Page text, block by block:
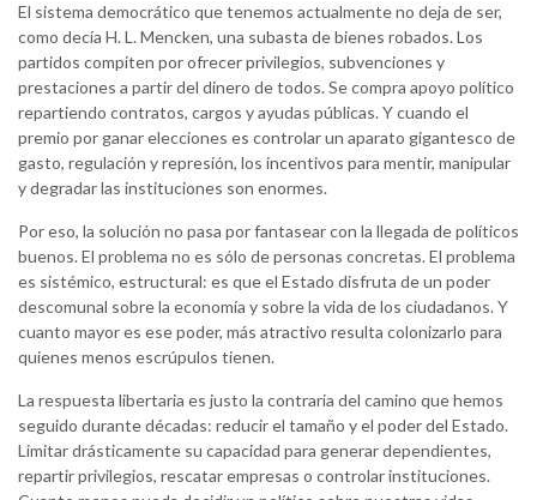
El sistema democrático que tenemos actualmente no deja de ser,
como decía H. L. Mencken, una subasta de bienes robados. Los
partidos compiten por ofrecer privilegios, subvenciones y
prestaciones a partir del dinero de todos. Se compra apoyo político
repartiendo contratos, cargos y ayudas públicas. Y cuando el
premio por ganar elecciones es controlar un aparato gigantesco de
gasto, regulación y represión, los incentivos para mentir, manipular
y degradar las instituciones son enormes.
Por eso, la solución no pasa por fantasear con la llegada de políticos
buenos. El problema no es sólo de personas concretas. El problema
es sistémico, estructural: es que el Estado disfruta de un poder
descomunal sobre la economía y sobre la vida de los ciudadanos. Y
cuanto mayor es ese poder, más atractivo resulta colonizarlo para
quienes menos escrúpulos tienen.
La respuesta libertaria es justo la contraria del camino que hemos
seguido durante décadas: reducir el tamaño y el poder del Estado.
Limitar drásticamente su capacidad para generar dependientes,
repartir privilegios, rescatar empresas o controlar instituciones.